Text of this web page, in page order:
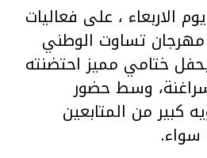
الاربعاء ، على فعاليات
تساوت الوطني
ختامي مميز احتضنته
وسط حضور
كبير من المتابعين